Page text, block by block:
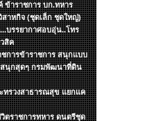
ข้าราชการ บก.ทหาร
าหกิจ (ชุดเล็ก ชุดใหญ่)
บรรยากาศอบอุ่น..โทร
สิค
การข้าราชการ สนุกแบบ
สนุกสุดๆ กรมพัฒนาที่ดิน
ทรวงสาธารณสุข แยกแค
ตราชการทหาร ดนตรีชุด